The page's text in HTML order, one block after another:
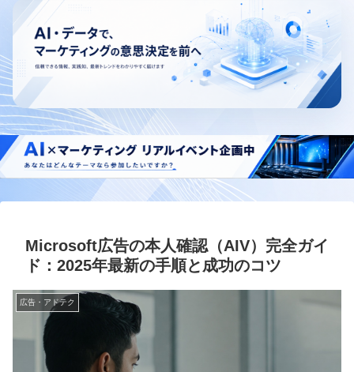
Microsoft広告の本人確認（AIV）完全ガイ
ド：2025年最新の手順と成功のコツ
広告・アドテク